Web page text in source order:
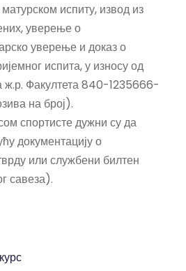
испиту, извод из
уверење о
уверење и доказ о
испита, у износу од
ж.р. Факултета 840-1235666-
на број).
спортисте дужни су да
документацију о
или службени билтен
савеза).